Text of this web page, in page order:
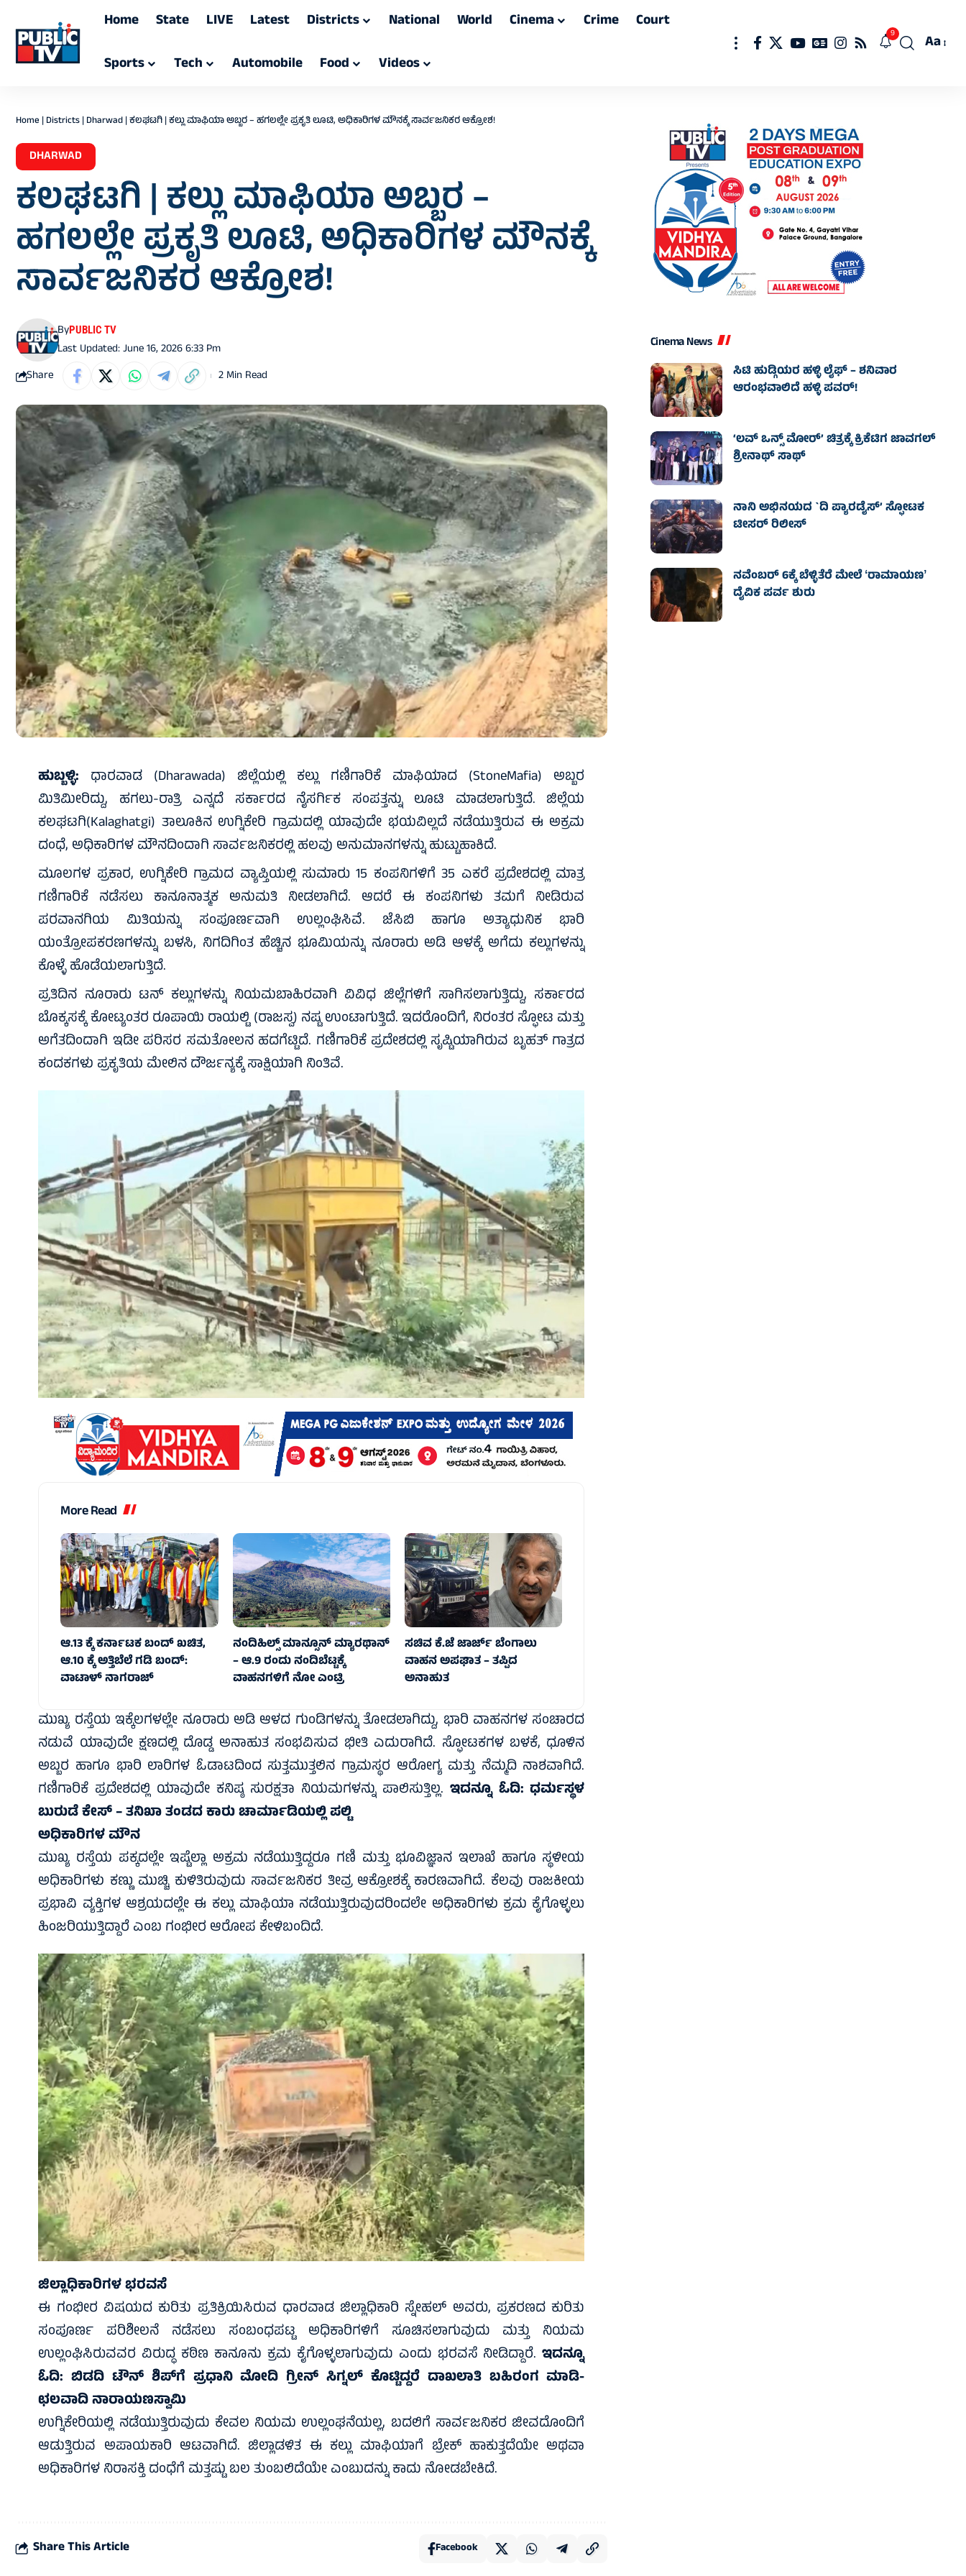
Home State LIVE Latest Districts National World Cinema Crime
Court
Sports
Tech Automobile Food Videos
9
Font
Aa
Home |Districts|Dharwad|ಕಲಘಟಗಿ | ಕಲ್ಲು ಮಾಫಿಯಾ ಅಬ್ಬರ – ಹಗಲಲ್ಲೇ ಪ್ರಕೃತಿ ಲೂಟಿ, ಅಧಿಕಾರಿಗಳ ಮೌನಕ್ಕೆ ಸಾರ್ವಜನಿಕರ ಆಕ್ರೋಶ!
DHARWAD
ಕಲಘಟಗಿ | ಕಲ್ಲು ಮಾಫಿಯಾ ಅಬ್ಬರ –
ಹಗಲಲ್ಲೇ ಪ್ರಕೃತಿ ಲೂಟಿ, ಅಧಿಕಾರಿಗಳ ಮೌನಕ್ಕೆ
ಸಾರ್ವಜನಿಕರ ಆಕ್ರೋಶ!
Last Updated: June 16, 2026 6:33 Pm
ByPUBLIC TV
Share 2 Min Read
ಹುಬ್ಬಳ್ಳಿ: ಧಾರವಾಡ (Dharawada) ಜಿಲ್ಲೆಯಲ್ಲಿ ಕಲ್ಲು ಗಣಿಗಾರಿಕೆ ಮಾಫಿಯಾದ (StoneMafia) ಅಬ್ಬರ
ಮಿತಿಮೀರಿದ್ದು, ಹಗಲು-ರಾತ್ರಿ ಎನ್ನದೆ ಸರ್ಕಾರದ ನೈಸರ್ಗಿಕ ಸಂಪತ್ತನ್ನು ಲೂಟಿ ಮಾಡಲಾಗುತ್ತಿದೆ. ಜಿಲ್ಲೆಯ
ಕಲಘಟಗಿ(Kalaghatgi) ತಾಲೂಕಿನ ಉಗ್ನಿಕೇರಿ ಗ್ರಾಮದಲ್ಲಿ ಯಾವುದೇ ಭಯವಿಲ್ಲದೆ ನಡೆಯುತ್ತಿರುವ ಈ ಅಕ್ರಮ
ದಂಧೆ, ಅಧಿಕಾರಿಗಳ ಮೌನದಿಂದಾಗಿ ಸಾರ್ವಜನಿಕರಲ್ಲಿ ಹಲವು ಅನುಮಾನಗಳನ್ನು ಹುಟ್ಟುಹಾಕಿದೆ.
ಮೂಲಗಳ ಪ್ರಕಾರ, ಉಗ್ನಿಕೇರಿ ಗ್ರಾಮದ ವ್ಯಾಪ್ತಿಯಲ್ಲಿ ಸುಮಾರು 15 ಕಂಪನಿಗಳಿಗೆ 35 ಎಕರೆ ಪ್ರದೇಶದಲ್ಲಿ ಮಾತ್ರ
ಗಣಿಗಾರಿಕೆ ನಡೆಸಲು ಕಾನೂನಾತ್ಮಕ ಅನುಮತಿ ನೀಡಲಾಗಿದೆ. ಆದರೆ ಈ ಕಂಪನಿಗಳು ತಮಗೆ ನೀಡಿರುವ
ಪರವಾನಗಿಯ ಮಿತಿಯನ್ನು ಸಂಪೂರ್ಣವಾಗಿ ಉಲ್ಲಂಘಿಸಿವೆ. ಜೆಸಿಬಿ ಹಾಗೂ ಅತ್ಯಾಧುನಿಕ ಭಾರಿ
ಯಂತ್ರೋಪಕರಣಗಳನ್ನು ಬಳಸಿ, ನಿಗದಿಗಿಂತ ಹೆಚ್ಚಿನ ಭೂಮಿಯನ್ನು ನೂರಾರು ಅಡಿ ಆಳಕ್ಕೆ ಅಗೆದು ಕಲ್ಲುಗಳನ್ನು
ಕೊಳ್ಳೆ ಹೊಡೆಯಲಾಗುತ್ತಿದೆ.
ಪ್ರತಿದಿನ ನೂರಾರು ಟನ್ ಕಲ್ಲುಗಳನ್ನು ನಿಯಮಬಾಹಿರವಾಗಿ ವಿವಿಧ ಜಿಲ್ಲೆಗಳಿಗೆ ಸಾಗಿಸಲಾಗುತ್ತಿದ್ದು, ಸರ್ಕಾರದ
ಬೊಕ್ಕಸಕ್ಕೆ ಕೋಟ್ಯಂತರ ರೂಪಾಯಿ ರಾಯಲ್ಟಿ (ರಾಜಸ್ವ) ನಷ್ಟ ಉಂಟಾಗುತ್ತಿದೆ. ಇದರೊಂದಿಗೆ, ನಿರಂತರ ಸ್ಫೋಟ ಮತ್ತು
ಅಗೆತದಿಂದಾಗಿ ಇಡೀ ಪರಿಸರ ಸಮತೋಲನ ಹದಗೆಟ್ಟಿದೆ. ಗಣಿಗಾರಿಕೆ ಪ್ರದೇಶದಲ್ಲಿ ಸೃಷ್ಟಿಯಾಗಿರುವ ಬೃಹತ್ ಗಾತ್ರದ
ಕಂದಕಗಳು ಪ್ರಕೃತಿಯ ಮೇಲಿನ ದೌರ್ಜನ್ಯಕ್ಕೆ ಸಾಕ್ಷಿಯಾಗಿ ನಿಂತಿವೆ.
More Read
ಆ.13 ಕ್ಕೆ ಕರ್ನಾಟಕ ಬಂದ್ ಖಚಿತ,
ಆ.10 ಕ್ಕೆ ಅತ್ತಿಬೆಲೆ ಗಡಿ ಬಂದ್:
ವಾಟಾಳ್ ನಾಗರಾಜ್
ನಂದಿಹಿಲ್ಸ್ ಮಾನ್ಸೂನ್ ಮ್ಯಾರಥಾನ್
– ಆ.9 ರಂದು ನಂದಿಬೆಟ್ಟಕ್ಕೆ
ವಾಹನಗಳಿಗೆ ನೋ ಎಂಟ್ರಿ
ಸಚಿವ ಕೆ.ಜೆ ಜಾರ್ಜ್ ಬೆಂಗಾಲು
ವಾಹನ ಅಪಘಾತ – ತಪ್ಪಿದ
ಅನಾಹುತ
ಮುಖ್ಯ ರಸ್ತೆಯ ಇಕ್ಕೆಲಗಳಲ್ಲೇ ನೂರಾರು ಅಡಿ ಆಳದ ಗುಂಡಿಗಳನ್ನು ತೋಡಲಾಗಿದ್ದು, ಭಾರಿ ವಾಹನಗಳ ಸಂಚಾರದ
ನಡುವೆ ಯಾವುದೇ ಕ್ಷಣದಲ್ಲಿ ದೊಡ್ಡ ಅನಾಹುತ ಸಂಭವಿಸುವ ಭೀತಿ ಎದುರಾಗಿದೆ. ಸ್ಫೋಟಕಗಳ ಬಳಕೆ, ಧೂಳಿನ
ಅಬ್ಬರ ಹಾಗೂ ಭಾರಿ ಲಾರಿಗಳ ಓಡಾಟದಿಂದ ಸುತ್ತಮುತ್ತಲಿನ ಗ್ರಾಮಸ್ಥರ ಆರೋಗ್ಯ ಮತ್ತು ನೆಮ್ಮದಿ ನಾಶವಾಗಿದೆ.
ಗಣಿಗಾರಿಕೆ ಪ್ರದೇಶದಲ್ಲಿ ಯಾವುದೇ ಕನಿಷ್ಠ ಸುರಕ್ಷತಾ ನಿಯಮಗಳನ್ನು ಪಾಲಿಸುತ್ತಿಲ್ಲ. ಇದನ್ನೂ ಓದಿ:ಧರ್ಮಸ್ಥಳ
ಬುರುಡೆ ಕೇಸ್‌ – ತನಿಖಾ ತಂಡದ ಕಾರು ಚಾರ್ಮಾಡಿಯಲ್ಲಿ ಪಲ್ಟಿ
ಅಧಿಕಾರಿಗಳ ಮೌನ
ಮುಖ್ಯ ರಸ್ತೆಯ ಪಕ್ಕದಲ್ಲೇ ಇಷ್ಟೆಲ್ಲಾ ಅಕ್ರಮ ನಡೆಯುತ್ತಿದ್ದರೂ ಗಣಿ ಮತ್ತು ಭೂವಿಜ್ಞಾನ ಇಲಾಖೆ ಹಾಗೂ ಸ್ಥಳೀಯ
ಅಧಿಕಾರಿಗಳು ಕಣ್ಣು ಮುಚ್ಚಿ ಕುಳಿತಿರುವುದು ಸಾರ್ವಜನಿಕರ ತೀವ್ರ ಆಕ್ರೋಶಕ್ಕೆ ಕಾರಣವಾಗಿದೆ. ಕೆಲವು ರಾಜಕೀಯ
ಪ್ರಭಾವಿ ವ್ಯಕ್ತಿಗಳ ಆಶ್ರಯದಲ್ಲೇ ಈ ಕಲ್ಲು ಮಾಫಿಯಾ ನಡೆಯುತ್ತಿರುವುದರಿಂದಲೇ ಅಧಿಕಾರಿಗಳು ಕ್ರಮ ಕೈಗೊಳ್ಳಲು
ಹಿಂಜರಿಯುತ್ತಿದ್ದಾರೆ ಎಂಬ ಗಂಭೀರ ಆರೋಪ ಕೇಳಿಬಂದಿದೆ.
ಜಿಲ್ಲಾಧಿಕಾರಿಗಳ ಭರವಸೆ
ಈ ಗಂಭೀರ ವಿಷಯದ ಕುರಿತು ಪ್ರತಿಕ್ರಿಯಿಸಿರುವ ಧಾರವಾಡ ಜಿಲ್ಲಾಧಿಕಾರಿ ಸ್ನೇಹಲ್ ಅವರು, ಪ್ರಕರಣದ ಕುರಿತು
ಸಂಪೂರ್ಣ ಪರಿಶೀಲನೆ ನಡೆಸಲು ಸಂಬಂಧಪಟ್ಟ ಅಧಿಕಾರಿಗಳಿಗೆ ಸೂಚಿಸಲಾಗುವುದು ಮತ್ತು ನಿಯಮ
ಉಲ್ಲಂಘಿಸಿರುವವರ ವಿರುದ್ಧ ಕಠಿಣ ಕಾನೂನು ಕ್ರಮ ಕೈಗೊಳ್ಳಲಾಗುವುದು ಎಂದು ಭರವಸೆ ನೀಡಿದ್ದಾರೆ.ಇದನ್ನೂ
ಓದಿ:ಬಿಡದಿ ಟೌನ್ ಶಿಪ್‌ಗೆ ಪ್ರಧಾನಿ ಮೋದಿ ಗ್ರೀನ್ ಸಿಗ್ನಲ್ ಕೊಟ್ಟಿದ್ದರೆ ದಾಖಲಾತಿ ಬಹಿರಂಗ ಮಾಡಿ-
ಛಲವಾದಿ ನಾರಾಯಣಸ್ವಾಮಿ
ಉಗ್ನಿಕೇರಿಯಲ್ಲಿ ನಡೆಯುತ್ತಿರುವುದು ಕೇವಲ ನಿಯಮ ಉಲ್ಲಂಘನೆಯಲ್ಲ, ಬದಲಿಗೆ ಸಾರ್ವಜನಿಕರ ಜೀವದೊಂದಿಗೆ
ಆಡುತ್ತಿರುವ ಅಪಾಯಕಾರಿ ಆಟವಾಗಿದೆ. ಜಿಲ್ಲಾಡಳಿತ ಈ ಕಲ್ಲು ಮಾಫಿಯಾಗೆ ಬ್ರೇಕ್ ಹಾಕುತ್ತದೆಯೇ ಅಥವಾ
ಅಧಿಕಾರಿಗಳ ನಿರಾಸಕ್ತಿ ದಂಧೆಗೆ ಮತ್ತಷ್ಟು ಬಲ ತುಂಬಲಿದೆಯೇ ಎಂಬುದನ್ನು ಕಾದು ನೋಡಬೇಕಿದೆ.
Share This Article Facebook
Cinema News
ಸಿಟಿ ಹುಡ್ಗಿಯರ ಹಳ್ಳಿ ಲೈಫ್‌ – ಶನಿವಾರ
ಆರಂಭವಾಲಿದೆ ಹಳ್ಳಿ ಪವರ್‌!
‘ಲವ್ ಒನ್ಸ್ ಮೋರ್’ ಚಿತ್ರಕ್ಕೆ ಕ್ರಿಕೆಟಿಗ ಜಾವಗಲ್
ಶ್ರೀನಾಥ್ ಸಾಥ್
ನಾನಿ ಅಭಿನಯದ `ದಿ ಪ್ಯಾರಡೈಸ್’ ಸ್ಫೋಟಕ
ಟೀಸರ್ ರಿಲೀಸ್
ನವೆಂಬರ್ 6ಕ್ಕೆ ಬೆಳ್ಳಿತೆರೆ ಮೇಲೆ ʻರಾಮಾಯಣʼ
ದೈವಿಕ ಪರ್ವ ಶುರು